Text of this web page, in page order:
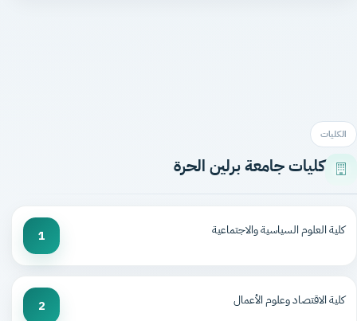
الكليات
كليات جامعة برلين الحرة
كلية العلوم السياسية والاجتماعية 1
كلية الاقتصاد وعلوم الأعمال 2